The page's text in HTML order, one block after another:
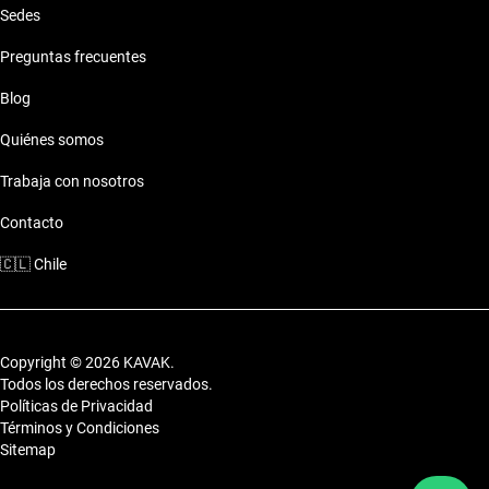
Sedes
Preguntas frecuentes
Blog
Quiénes somos
Trabaja con nosotros
Contacto
🇨🇱Chile
Copyright © 2026 KAVAK.
Todos los derechos reservados.
Políticas de Privacidad
Términos y Condiciones
Sitemap